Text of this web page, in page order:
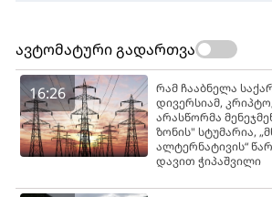
ავტომატური გადართვა
16:26
რამ ჩააბნელა
დივერსიამ,
არასწორმა
ზონის" სტუმარია,
ალტერნატივის“
დავით ჭიპაშვილი